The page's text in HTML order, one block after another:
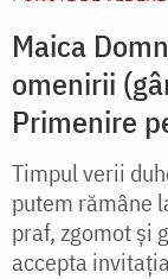
Maica
omenirii
Primenire
Timpul verii
putem rămâne
praf, zgomot și
accepta